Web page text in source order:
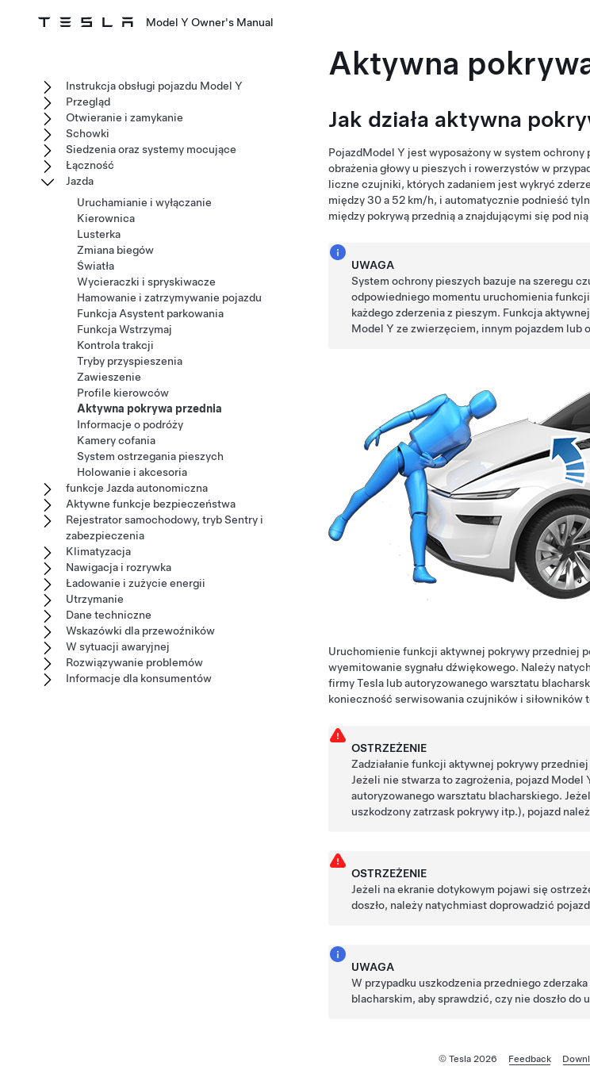
Model Y Owner's Manual
Aktywna
Jak działa aktywna
PojazdModel Y jest wyposażony w system ochrony
obrażenia głowy u pieszych i rowerzystów w
liczne czujniki, których zadaniem jest wykryć
między30 a 52 km/h, i automatycznie podnieść
między pokrywą przednią a znajdującymi się pod
UWAGA
System ochrony pieszych bazuje na szeregu
odpowiedniego momentu uruchomienia
każdego zderzenia z pieszym. Funkcja
Model Y ze zwierzęciem, innym pojazdem lub
Uruchomienie funkcji aktywnej pokrywy przedniej
wyemitowanie sygnału dźwiękowego. Należy
firmy Tesla lub autoryzowanego warsztatu
konieczność serwisowania czujników i siłowników
OSTRZEŻENIE
Zadziałanie funkcji aktywnej pokrywy
Jeżeli nie stwarza to zagrożenia, pojazd Model
autoryzowanego warsztatu blacharskiego.
uszkodzony zatrzask pokrywy itp.), pojazd
OSTRZEŻENIE
Jeżeli naekranie dotykowym pojawi się
doszło, należy natychmiast doprowadzić pojazd
UWAGA
W przypadku uszkodzenia przedniego
blacharskim, aby sprawdzić, czy nie doszło do
Instrukcja obsługi pojazdu Model Y
Przegląd
Otwieranie i zamykanie
Schowki
Siedzenia oraz systemy mocujące
Łączność
Jazda
Uruchamianie i wyłączanie
Kierownica
Lusterka
Zmiana biegów
Światła
Wycieraczki i spryskiwacze
Hamowanie i zatrzymywanie pojazdu
Funkcja Asystent parkowania
Funkcja Wstrzymaj
Kontrola trakcji
Tryby przyspieszenia
Zawieszenie
Profile kierowców
Aktywna pokrywa przednia
Informacje o podróży
Kamery cofania
System ostrzegania pieszych
Holowanie i akcesoria
funkcje Jazda autonomiczna
Aktywne funkcje bezpieczeństwa
Rejestrator samochodowy, tryb Sentry i
zabezpieczenia
Klimatyzacja
Nawigacja i rozrywka
Ładowanie i zużycie energii
Utrzymanie
Dane techniczne
Wskazówki dla przewoźników
W sytuacji awaryjnej
Rozwiązywanie problemów
Informacje dla konsumentów
© Tesla 2026 Feedback